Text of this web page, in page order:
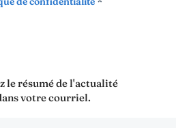
le résumé de l'actualité
votre courriel.